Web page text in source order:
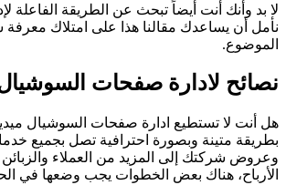
لا بد وأنك أنت أيضاً تبحث عن الطريقة الفاعلة
نأمل أن يساعدك مقالنا هذا على امتلاك
الموضوع.
نصائح لادارة صفحات السوشيال
هل أنت لا تستطيع ادارة صفحات السوشيال
بطريقة متينة وبصورة احترافية تصل بجميع
وعروض شركتك إلى المزيد من العملاء والزبائن
الأرباح، هناك بعض الخطوات يجب وضعها في